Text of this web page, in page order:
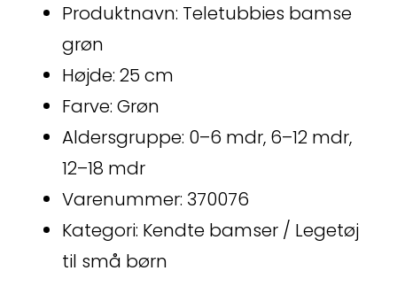
Produktnavn: Teletubbies bamse
grøn
Højde: 25 cm
Farve: Grøn
Aldersgruppe: 0–6 mdr, 6–12 mdr,
12–18 mdr
Varenummer: 370076
Kategori: Kendte bamser / Legetøj
til små børn